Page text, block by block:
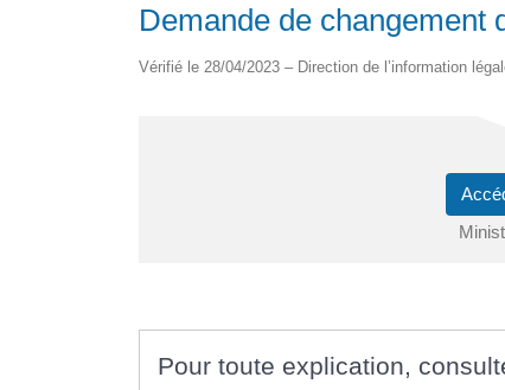
Demande de changement
Vérifié le 28/04/2023 – Direction de l’information
Pour toute explication,